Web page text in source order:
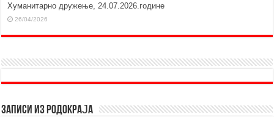
Хуманитарно дружење, 24.07.2026.године
26/04/2026
ЗАПИСИ ИЗ РОДОКРАЈА